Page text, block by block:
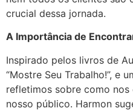
crucial dessa jornada.
A Importância de
Inspirado pelos livros de
“Mostre Seu Trabalho!”, e
refletimos sobre como
nosso público. Harmon